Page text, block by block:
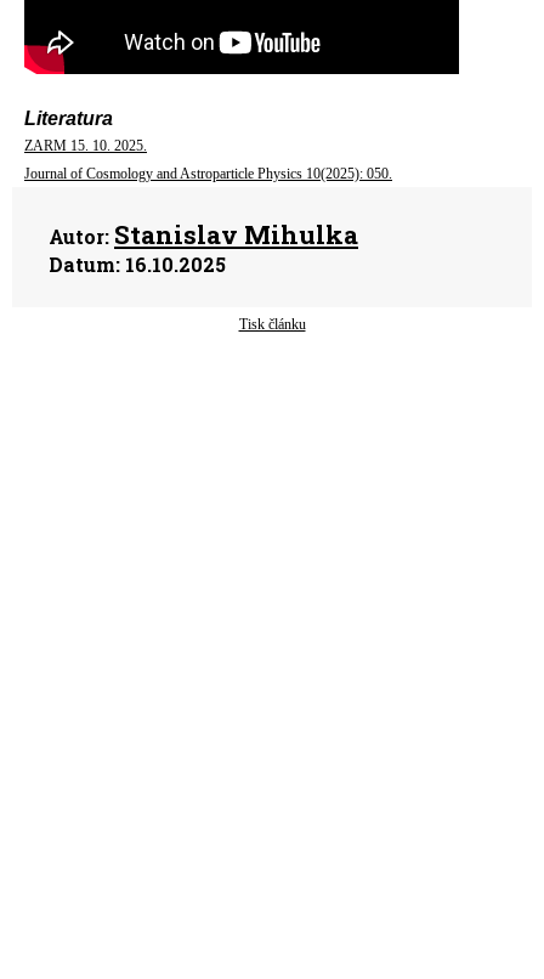
Literatura
ZARM 15. 10. 2025.
Journal of Cosmology and Astroparticle Physics 10(2025): 050.
Autor: Stanislav Mihulka
Datum: 16.10.2025
Tisk článku